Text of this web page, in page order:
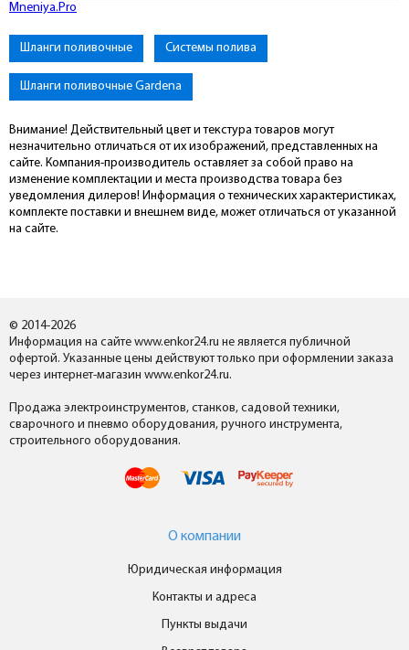
Mneniya.Pro
Шланги поливочные Системы полива
Шланги поливочные Gardena
Внимание! Действительный цвет и текстура товаров могут
незначительно отличаться от их изображений, представленных на
сайте. Компания-производитель оставляет за собой право на
изменение комплектации и места производства товара без
уведомления дилеров! Информация о технических характеристиках,
комплекте поставки и внешнем виде, может отличаться от указанной
на сайте.
© 2014-2026
Информация на сайте www.enkor24.ru не является публичной
офертой. Указанные цены действуют только при оформлении заказа
через интернет-магазин www.enkor24.ru.
Продажа электроинструментов, станков, садовой техники,
сварочного и пневмо оборудования, ручного инструмента,
строительного оборудования.
О компании
Юридическая информация
Контакты и адреса
Пункты выдачи